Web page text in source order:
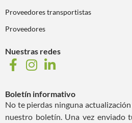
Proveedores transportistas
Proveedores
Nuestras redes
Boletín informativo
No te pierdas ninguna
nuestro boletín. Una vez enviado